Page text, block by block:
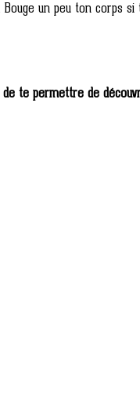
un peu ton corps
te permettre de